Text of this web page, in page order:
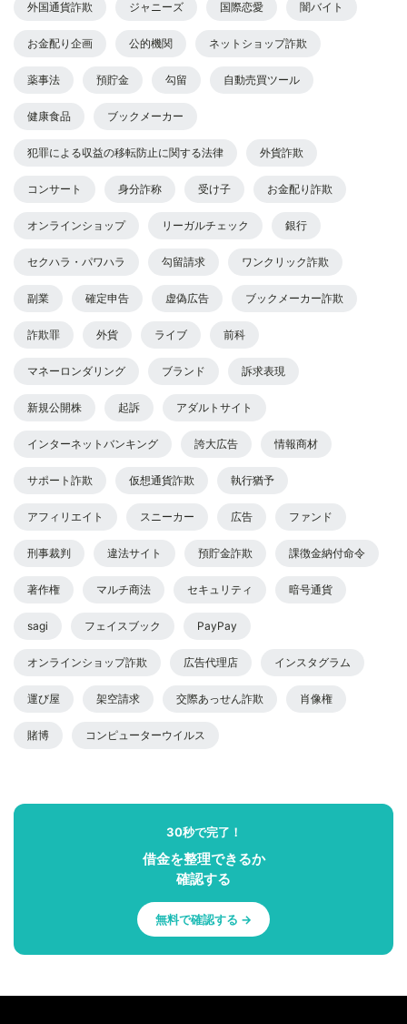
外国通貨詐欺 ジャニーズ 国際恋愛 闇バイト
お金配り企画 公的機関 ネットショップ詐欺
薬事法 預貯金 勾留 自動売買ツール
健康食品 ブックメーカー
犯罪による収益の移転防止に関する法律 外貨詐欺
コンサート 身分詐称 受け子 お金配り詐欺
オンラインショップ リーガルチェック 銀行
セクハラ・パワハラ 勾留請求 ワンクリック詐欺
副業 確定申告 虚偽広告 ブックメーカー詐欺
詐欺罪 外貨 ライブ 前科
マネーロンダリング ブランド 訴求表現
新規公開株 起訴 アダルトサイト
インターネットバンキング 誇大広告 情報商材
サポート詐欺 仮想通貨詐欺 執行猶予
アフィリエイト スニーカー 広告 ファンド
刑事裁判 違法サイト 預貯金詐欺 課徴金納付命令
著作権 マルチ商法 セキュリティ 暗号通貨
sagi フェイスブック PayPay
オンラインショップ詐欺 広告代理店 インスタグラム
運び屋 架空請求 交際あっせん詐欺 肖像権
賭博 コンピューターウイルス
30秒で完了！
借金を整理できるか
確認する
無料で確認する →